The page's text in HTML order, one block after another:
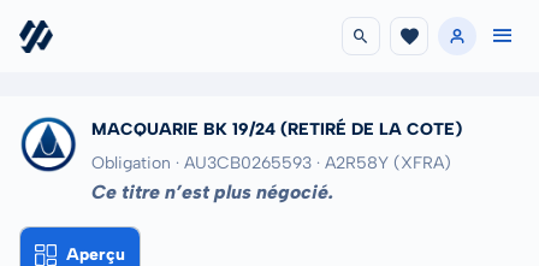
MACQUARIE BK 19/24 (RETIRÉ DE LA COTE)
Obligation · AU3CB0265593 · A2R58Y (XFRA)
Ce titre n’est plus négocié.
Aperçu